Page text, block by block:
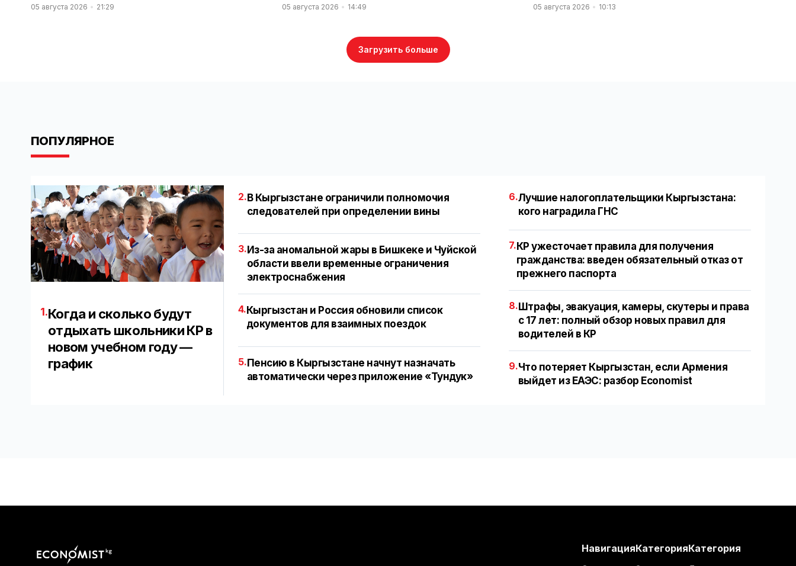
05 августа 2026 21:29 05 августа 2026 14:49 05 августа 2026 10:13
Загрузить больше
ПОПУЛЯРНОЕ
1.Когда и сколько будут
отдыхать школьники КР в
новом учебном году —
график
2.В Кыргызстане ограничили полномочия
следователей при определении вины
3. Из-за аномальной жары в Бишкеке и Чуйской
области ввели временные ограничения
электроснабжения
4. Кыргызстан и Россия обновили список
документов для взаимных поездок
5.Пенсию в Кыргызстане начнут назначать
автоматически через приложение «Тундук»
6.Лучшие налогоплательщики Кыргызстана:
кого наградила ГНС
7.КР ужесточает правила для получения
гражданства: введен обязательный отказ от
прежнего паспорта
8.Штрафы, эвакуация, камеры, скутеры и права
с 17 лет: полный обзор новых правил для
водителей в КР
9.Что потеряет Кыргызстан, если Армения
выйдет из ЕАЭС: разбор Economist
НавигацияКатегорияКатегория